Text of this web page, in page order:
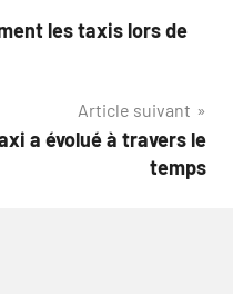
les taxis lors de
Article suivant
a évolué à travers le
temps